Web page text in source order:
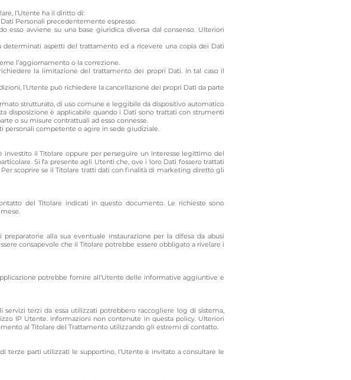
l’Utente ha il diritto di:
Personali precedentemente espresso.
avviene su una base giuridica diversa dal consenso. Ulteriori
aspetti del trattamento ed a ricevere una copia dei Dati
l’aggiornamento o la correzione.
la limitazione del trattamento dei propri Dati. In tal caso il
l’Utente può richiedere la cancellazione dei propri Dati da parte
strutturato, di uso comune e leggibile da dispositivo automatico
disposizione è applicabile quando i Dati sono trattati con strumenti
o su misure contrattuali ad esso connesse.
personali competente o agire in sede giudiziale.
investito il Titolare oppure per perseguire un interesse legittimo del
Si fa presente agli Utenti che, ove i loro Dati fossero trattati
scoprire se il Titolare tratti dati con finalità di marketing diretto gli
del Titolare indicati in questo documento. Le richieste sono
alla sua eventuale instaurazione per la difesa da abusi
consapevole che il Titolare potrebbe essere obbligato a rivelare i
potrebbe fornire all’Utente delle informative aggiuntive e
terzi da essa utilizzati potrebbero raccogliere log di sistema,
IP Utente. Informazioni non contenute in questa policy. Ulteriori
al Titolare del Trattamento utilizzando gli estremi di contatto.
terze parti utilizzati le supportino, l’Utente è invitato a consultare le